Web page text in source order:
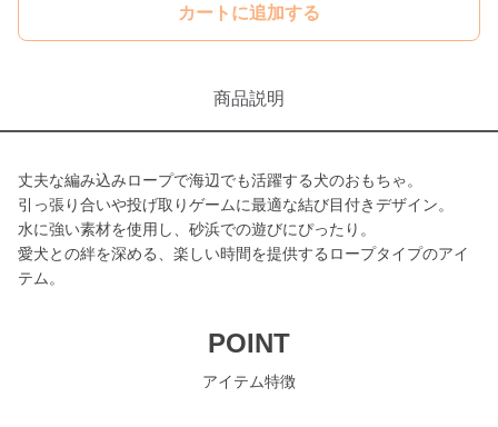
カートに追加する
商品説明
丈夫な編み込みロープで海辺でも活躍する犬のおもちゃ。
引っ張り合いや投げ取りゲームに最適な結び目付きデザイン。
水に強い素材を使用し、砂浜での遊びにぴったり。
愛犬との絆を深める、楽しい時間を提供するロープタイプのアイ
テム。
POINT
アイテム特徴